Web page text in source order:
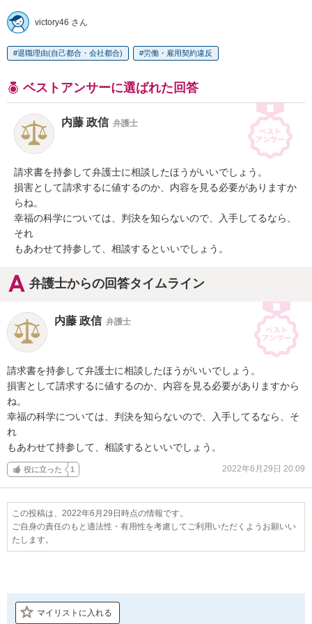
victory46 さん
退職理由(自己都合・会社都合) 労働・雇用契約違反
ベストアンサーに選ばれた回答
内藤 政信 弁護士
請求書を持参して弁護士に相談したほうがいいでしょう。
損害として請求するに値するのか、内容を見る必要がありますか
らね。
幸福の科学については、判決を知らないので、入手してるなら、
それ
もあわせて持参して、相談するといいでしょう。
弁護士からの回答タイムライン
内藤 政信 弁護士
請求書を持参して弁護士に相談したほうがいいでしょう。
損害として請求するに値するのか、内容を見る必要がありますから
ね。
幸福の科学については、判決を知らないので、入手してるなら、そ
れ
もあわせて持参して、相談するといいでしょう。
役に立った 1 2022年6月29日 20:09
この投稿は、2022年6月29日時点の情報です。
ご自身の責任のもと適法性・有用性を考慮してご利用いただくようお願いい
たします。
マイリストに入れる